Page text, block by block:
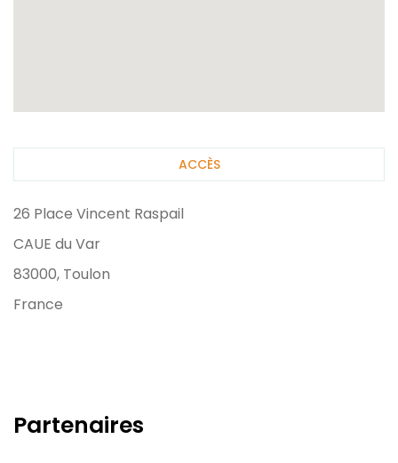
ACCÈS
26 Place Vincent Raspail
CAUE du Var
83000, Toulon
France
Partenaires